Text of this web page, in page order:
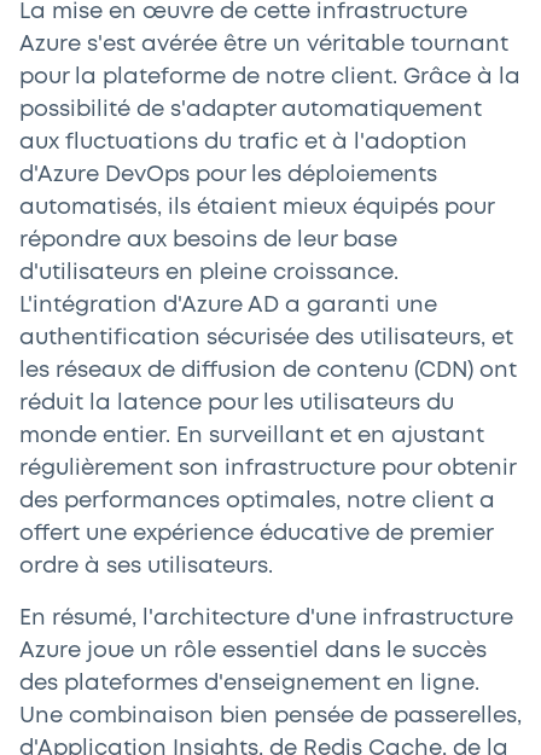
La mise en œuvre de cette infrastructure
Azure s'est avérée être un véritable tournant
pour la plateforme de notre client. Grâce à la
possibilité de s'adapter automatiquement
aux fluctuations du trafic et à l'adoption
d'Azure DevOps pour les déploiements
automatisés, ils étaient mieux équipés pour
répondre aux besoins de leur base
d'utilisateurs en pleine croissance.
L'intégration d'Azure AD a garanti une
authentification sécurisée des utilisateurs, et
les réseaux de diffusion de contenu (CDN) ont
réduit la latence pour les utilisateurs du
monde entier. En surveillant et en ajustant
régulièrement son infrastructure pour obtenir
des performances optimales, notre client a
offert une expérience éducative de premier
ordre à ses utilisateurs.
En résumé, l'architecture d'une infrastructure
Azure joue un rôle essentiel dans le succès
des plateformes d'enseignement en ligne.
Une combinaison bien pensée de passerelles,
d'Application Insights, de Redis Cache, de la